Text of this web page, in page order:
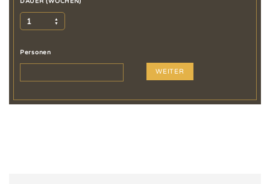
1
Personen
WEITER